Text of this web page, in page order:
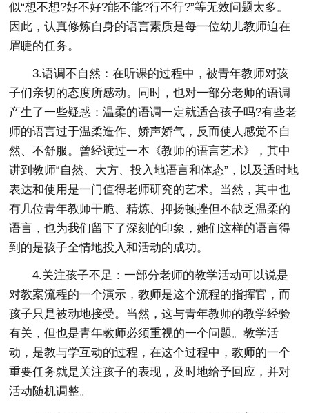
似“想不想?好不好?能不能?行不行?”等无效问题太多。
因此，认真修炼自身的语言素质是每一位幼儿教师迫在
眉睫的任务。
3.语调不自然：在听课的过程中，被青年教师对孩
子们亲切的态度所感动。同时，也对一部分老师的语调
产生了一些疑惑：温柔的语调一定就适合孩子吗?有些老
师的语言过于温柔造作、娇声娇气，反而使人感觉不自
然、不舒服。曾经读过一本《教师的语言艺术》，其中
讲到教师“自然、大方、投入地语言和体态”，以及适时地
表达和使用是一门值得老师研究的艺术。当然，其中也
有几位青年教师干脆、精炼、抑扬顿挫但不缺乏温柔的
语言，也为我们留下了深刻的印象，她们这样的语言得
到的是孩子全情地投入和活动的成功。
4.关注孩子不足：一部分老师的教学活动可以说是
对教案流程的一个演示，教师是这个流程的指挥官，而
孩子只是被动地接受。当然，这与青年教师的教学经验
有关，但也是青年教师必须重视的一个问题。教学活
动，是教与学互动的过程，在这个过程中，教师的一个
重要任务就是关注孩子的表现，及时地给予回应，并对
活动随机调整。